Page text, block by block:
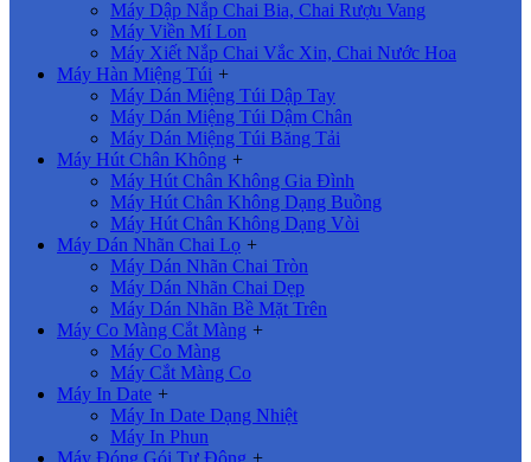
Máy Dập Nắp Chai Bia, Chai Rượu Vang
Máy Viền Mí Lon
Máy Xiết Nắp Chai Vắc Xin, Chai Nước Hoa
Máy Hàn Miệng Túi +
Máy Dán Miệng Túi Dập Tay
Máy Dán Miệng Túi Dậm Chân
Máy Dán Miệng Túi Băng Tải
Máy Hút Chân Không +
Máy Hút Chân Không Gia Đình
Máy Hút Chân Không Dạng Buồng
Máy Hút Chân Không Dạng Vòi
Máy Dán Nhãn Chai Lọ +
Máy Dán Nhãn Chai Tròn
Máy Dán Nhãn Chai Dẹp
Máy Dán Nhãn Bề Mặt Trên
Máy Co Màng Cắt Màng +
Máy Co Màng
Máy Cắt Màng Co
Máy In Date +
Máy In Date Dạng Nhiệt
Máy In Phun